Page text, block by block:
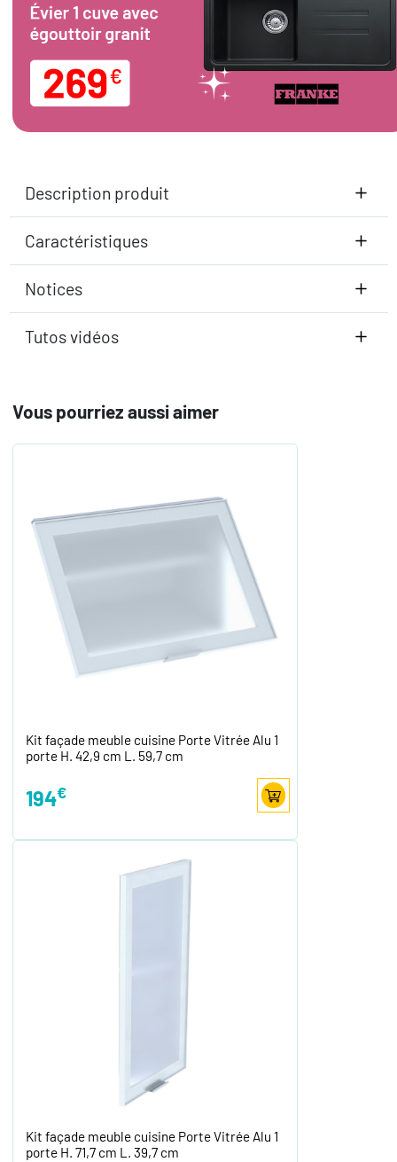
Description produit
Caractéristiques
Notices
Tutos vidéos
Vous pourriez aussi aimer
Kit façade meuble cuisine Porte Vitrée Alu 1
porte H. 42,9 cm L. 59,7 cm
194€
Kit façade meuble cuisine Porte Vitrée Alu 1
porte H. 71,7 cm L. 39,7 cm